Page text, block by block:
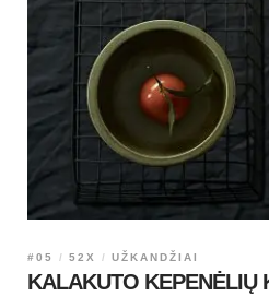
#05 52X UŽKANDŽIAI
KALAKUTO KEPENĖLIŲ